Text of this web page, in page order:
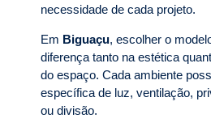
necessidade de cada projeto.
Em Biguaçu, escolher o
diferença tanto na estética
do espaço. Cada ambiente
específica de luz, ventilação,
ou divisão.